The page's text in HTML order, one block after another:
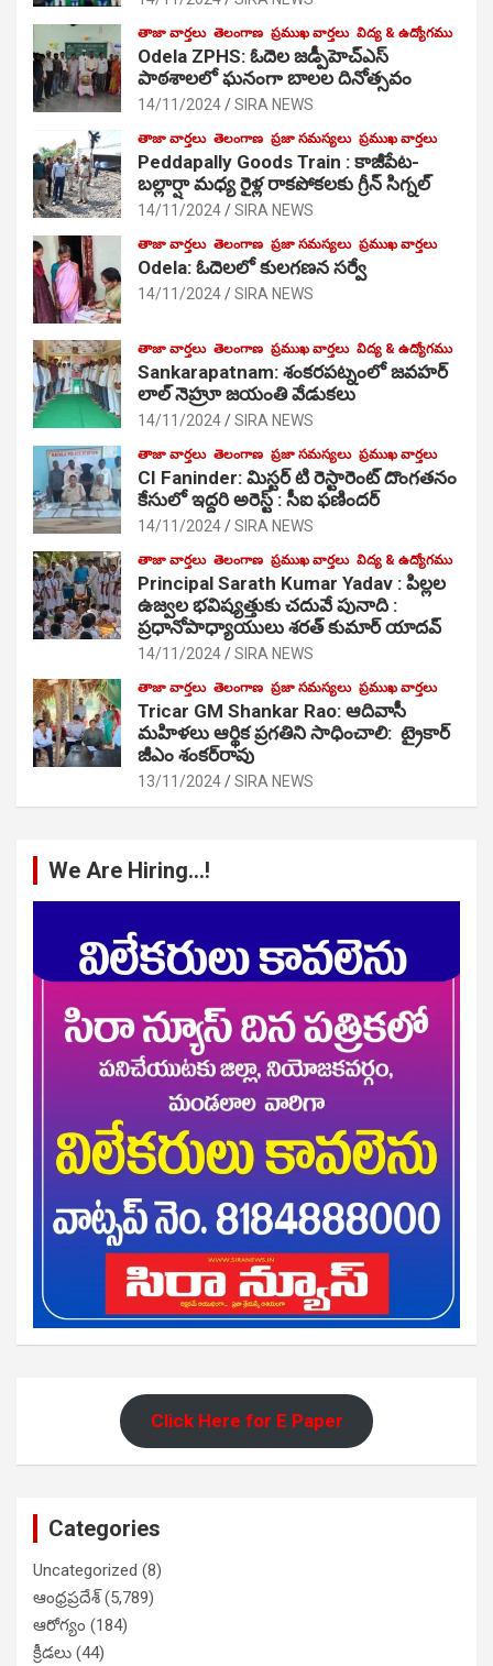
తాజా వార్తలు తెలంగాణ ప్రముఖ వార్తలు విద్య & ఉద్యోగము
Odela ZPHS: ఓదెల జ‌డ్పీహెచ్ఎస్
పాఠ‌శాల‌లో ఘనంగా బాలల దినోత్సవం
14/11/2024 SIRA NEWS
తాజా వార్తలు తెలంగాణ ప్రజా సమస్యలు ప్రముఖ వార్తలు
Peddapally Goods Train : కాజీపేట-
బల్లార్షా మధ్య రైళ్ల రాకపోకలకు గ్రీన్ సిగ్నల్
14/11/2024 SIRA NEWS
తాజా వార్తలు తెలంగాణ ప్రజా సమస్యలు ప్రముఖ వార్తలు
Odela: ఓదెలలో కులగణన సర్వే
14/11/2024 SIRA NEWS
తాజా వార్తలు తెలంగాణ ప్రముఖ వార్తలు విద్య & ఉద్యోగము
Sankarapatnam: శంకరపట్నంలో జవహర్
లాల్ నెహ్రూ జయంతి వేడుకలు
14/11/2024 SIRA NEWS
తాజా వార్తలు తెలంగాణ ప్రజా సమస్యలు ప్రముఖ వార్తలు
CI Faninder: మిస్టర్ టి రెస్టారెంట్ దొంగతనం
కేసులో ఇద్దరి అరెస్ట్ : సీఐ ఫణిందర్
14/11/2024 SIRA NEWS
తాజా వార్తలు తెలంగాణ ప్రముఖ వార్తలు విద్య & ఉద్యోగము
Principal Sarath Kumar Yadav : పిల్లల
ఉజ్వల భవిష్యత్తుకు చదువే పునాది :
ప్రధానోపాధ్యాయులు శరత్ కుమార్ యాదవ్
14/11/2024 SIRA NEWS
తాజా వార్తలు తెలంగాణ ప్రజా సమస్యలు ప్రముఖ వార్తలు
Tricar GM Shankar Rao: ఆదివాసీ
మహిళలు ఆర్థిక ప్రగతిని సాధించాలి: ట్రైకార్
జీఎం శంకర్‌రావు
13/11/2024 SIRA NEWS
We Are Hiring…!
Click Here for E Paper
Categories
Uncategorized (8)
ఆంధ్రప్రదేశ్(5,789)
ఆరోగ్యం (184)
క్రీడలు (44)